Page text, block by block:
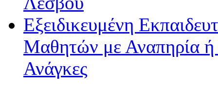
Εξειδικευμένη
Μαθητών με Αναπηρία ή /
Ανάγκες